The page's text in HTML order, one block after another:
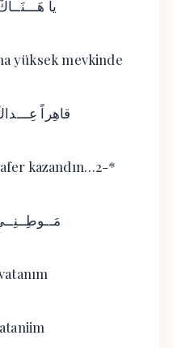
yüksek mevkinde
kazandın…2-*